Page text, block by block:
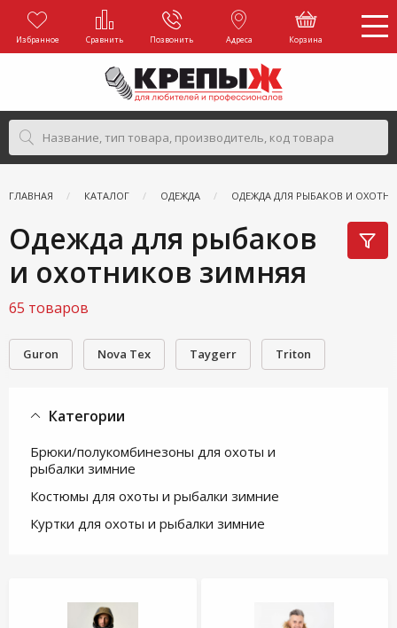
Избранное Сравнить Позвонить Адреса Корзина
ГЛАВНАЯ КАТАЛОГ ОДЕЖДА ОДЕЖДА ДЛЯ РЫБАКОВ И
Одежда для рыбаков
и охотников зимняя
65 товаров
Guron Nova Tex Taygerr Triton
Категории
Брюки/полукомбинезоны для охоты и
рыбалки зимние
Костюмы для охоты и рыбалки зимние
Куртки для охоты и рыбалки зимние